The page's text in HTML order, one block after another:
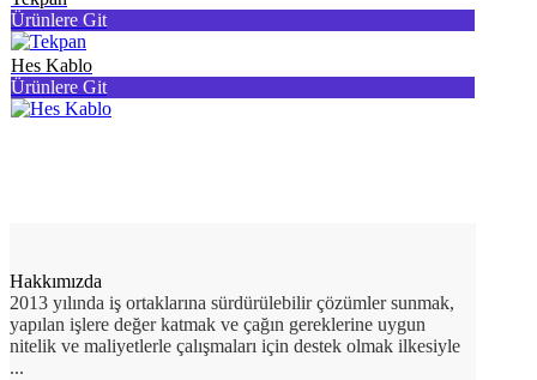
Ürünlere Git
Hes Kablo
Ürünlere Git
Hakkımızda
2013 yılında iş ortaklarına sürdürülebilir çözümler sunmak,
yapılan işlere değer katmak ve çağın gereklerine uygun
nitelik ve maliyetlerle çalışmaları için destek olmak ilkesiyle
...